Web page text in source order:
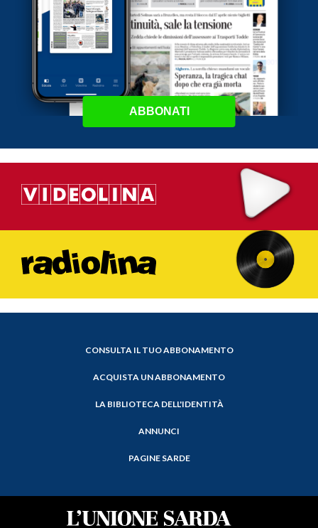
ABBONATI
CONSULTA IL TUO ABBONAMENTO
ACQUISTA UN ABBONAMENTO
LA BIBLIOTECA DELL'IDENTITÀ
ANNUNCI
PAGINE SARDE